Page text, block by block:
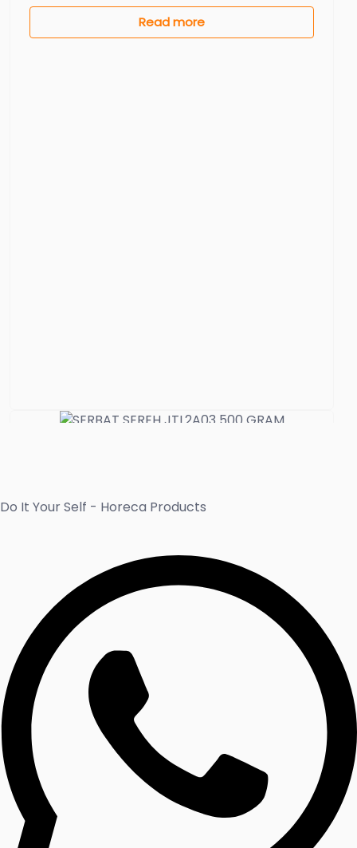
Read more
Do It Your Self - Horeca Products